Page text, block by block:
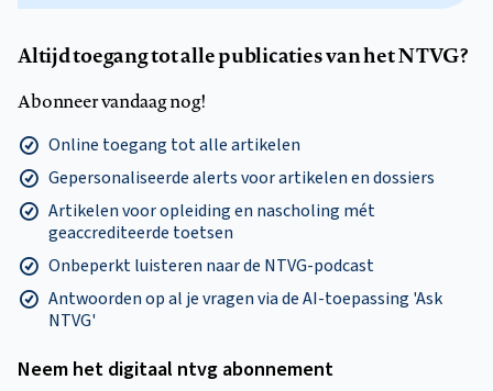
Altijd toegang tot alle publicaties van het NTVG?
Abonneer vandaag nog!
Online toegang tot alle artikelen
Gepersonaliseerde alerts voor artikelen en dossiers
Artikelen voor opleiding en nascholing mét
geaccrediteerde toetsen
Onbeperkt luisteren naar de NTVG-podcast
Antwoorden op al je vragen via de AI-toepassing 'Ask
NTVG'
Neem het digitaal ntvg abonnement